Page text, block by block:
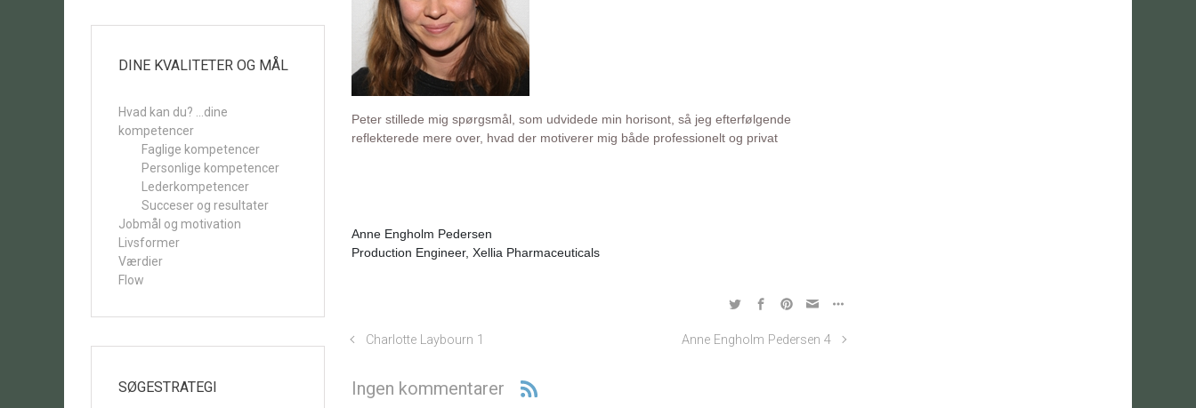
Peter stillede mig spørgsmål, som udvidede min horisont, så jeg efterfølgende
reflekterede mere over, hvad der motiverer mig både professionelt og privat
Anne Engholm Pedersen
Production Engineer, Xellia Pharmaceuticals
Charlotte Laybourn 1 Anne Engholm Pedersen 4
Ingen kommentarer
DINE KVALITETER OG MÅL
Hvad kan du? …dine
kompetencer
Faglige kompetencer
Personlige kompetencer
Lederkompetencer
Succeser og resultater
Jobmål og motivation
Livsformer
Værdier
Flow
SØGESTRATEGI